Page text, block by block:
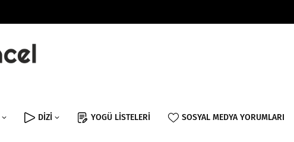
DİZİ YOGÜ LİSTELERİ SOSYAL MEDYA YORUMLARI